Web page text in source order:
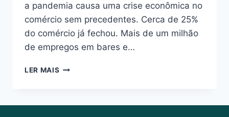
a pandemia causa uma crise econômica no
comércio sem precedentes. Cerca de 25%
do comércio já fechou. Mais de um milhão
de empregos em bares e…
LER MAIS